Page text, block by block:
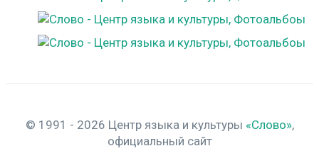
© 1991 - 2026 Центр языка и культуры «Слово»,
официальный сайт